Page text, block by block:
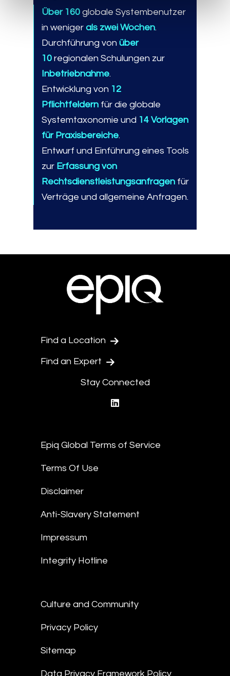
Über 160 globale Systembenutzer
in weniger als zwei Wochen.
Durchführung von über
10 regionalen Schulungen zur
Inbetriebnahme.
Entwicklung von 12
Pflichtfeldern für die globale
Systemtaxonomie und 14 Vorlagen
für Praxisbereiche.
Entwurf und Einführung eines Tools
zur Erfassung von
Rechtsdienstleistungsanfragen für
Verträge und allgemeine Anfragen.
Find a Location
Find an Expert
Stay Connected
Epiq Global Terms of Service
Terms Of Use
Disclaimer
Anti-Slavery Statement
Impressum
Integrity Hotline
Culture and Community
Privacy Policy
Sitemap
Data Privacy Framework Policy